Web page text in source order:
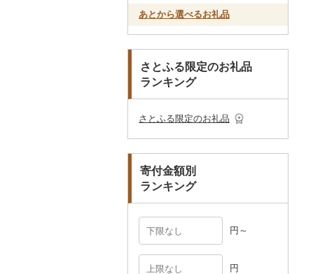
宮崎牛
その他牛肉（精肉）
ブリ
ほっけ
その他鮮魚
ジャム
その他缶詰・瓶詰
その他加工品
ケチャップ
こしょう
その他調味料
スキーチケット・リフト
券
GDOふるさとゴルフ
プレークーポン
その他のゴルフプレー
花火大会チケット
カタログギフト
その他文房具
箸
スプーン・フォーク・
ナイフ
皿・椀
その他食器
フライパン
鍋
まな板
土鍋
洗剤
トイレットペーパー
ティッシュ
その他日用品
楽器・器材
本・CD・DVD
おもちゃ・ぬいぐるみ
ご当地キャラクター
ペット用品
その他雑貨
その他スポーツ
プロテイン
その他美容
その他鞄・バッグ
子供・ベビー
その他洋服
靴・シューズ
スリッパ・下駄・草履
その他靴・履物
アクセサリー
ペンダント・ネックレ
ス
ピアス・イヤリング
その他アクセサリー
その他服飾小物
ショール・ストール
マフラー・手袋
唐津焼
備前焼
美濃焼
村上木彫堆朱
数珠
工芸品
播州そろばん
美濃和紙
胡蝶蘭
造花・プリザーブドフ
ラワー
その他花
盆栽・その他
その他
あとから選べるお礼品
さとふる限定のお礼品
ランキング
さとふる限定のお礼品
寄付金額別
ランキング
円～
円